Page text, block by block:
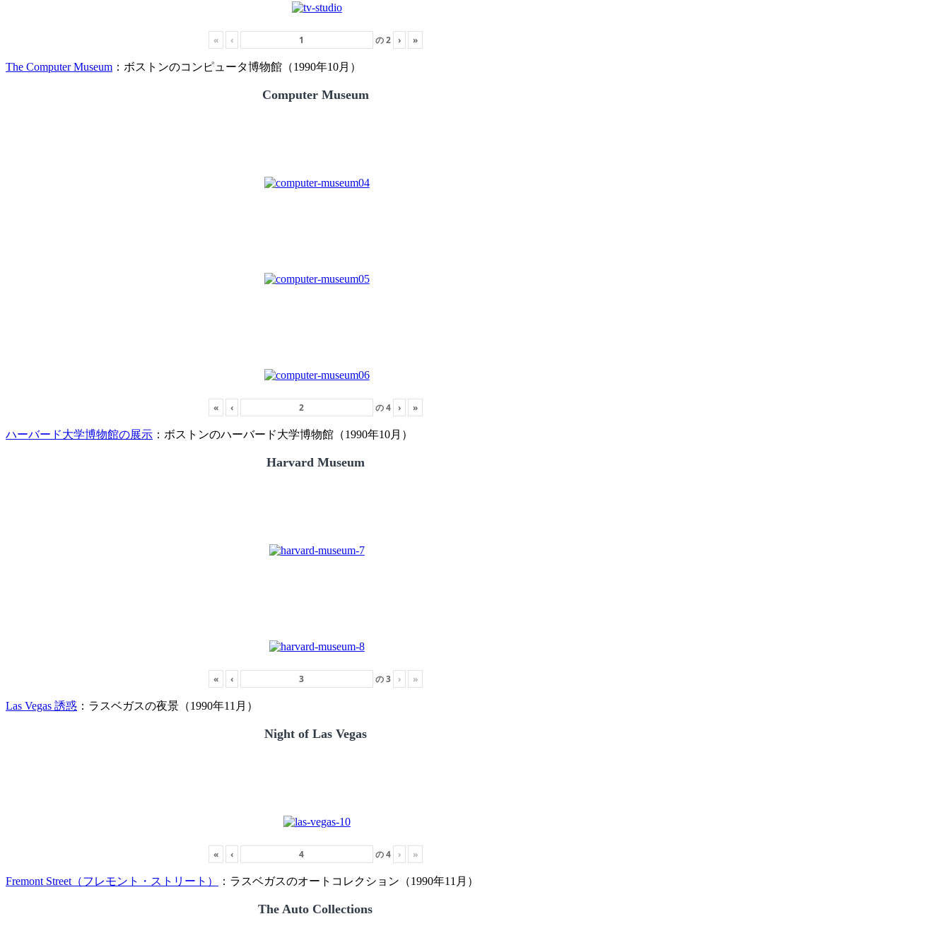
« ‹ の2 › »
The Computer Museum ：ボストンのコンピュータ博物館（1990年10月）
Computer Museum
« ‹ の4 › »
ハーバード大学博物館の展示 ：ボストンのハーバード大学博物館（1990年10月）
Harvard Museum
« ‹ の3 › »
Las Vegas 誘惑 ：ラスベガスの夜景（1990年11月）
Night of Las Vegas
« ‹ の4 › »
Fremont Street（フレモント・ストリート） ：ラスベガスのオートコレクション（1990年11月）
The Auto Collections